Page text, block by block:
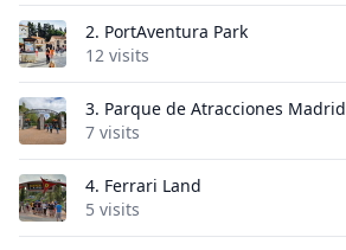
2. PortAventura Park
12 visits
3. Parque de Atracciones Madrid
7 visits
4. Ferrari Land
5 visits